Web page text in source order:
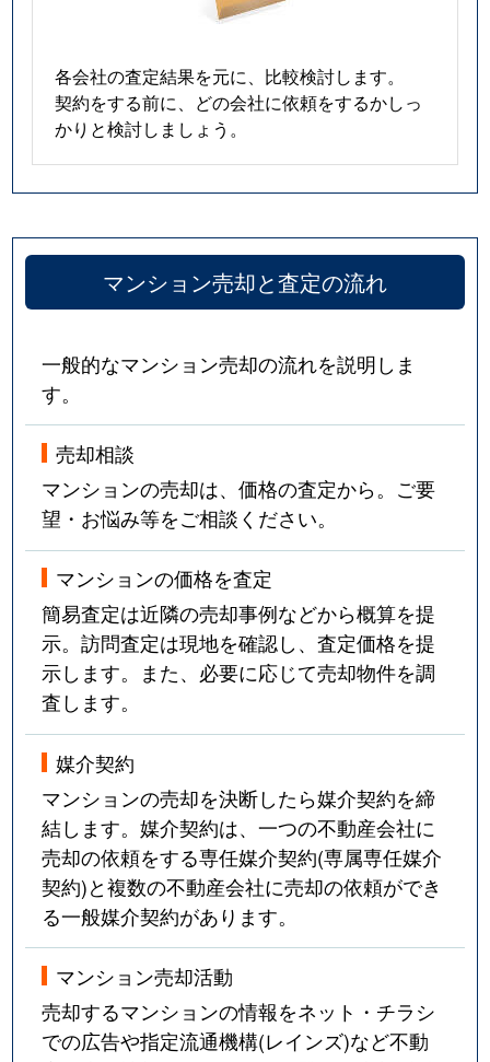
各会社の査定結果を元に、比較検討します。
契約をする前に、どの会社に依頼をするかしっ
かりと検討しましょう。
マンション売却と査定の流れ
一般的なマンション売却の流れを説明しま
す。
売却相談
マンションの売却は、価格の査定から。ご要
望・お悩み等をご相談ください。
マンションの価格を査定
簡易査定は近隣の売却事例などから概算を提
示。訪問査定は現地を確認し、査定価格を提
示します。また、必要に応じて売却物件を調
査します。
媒介契約
マンションの売却を決断したら媒介契約を締
結します。媒介契約は、一つの不動産会社に
売却の依頼をする専任媒介契約(専属専任媒介
契約)と複数の不動産会社に売却の依頼ができ
る一般媒介契約があります。
マンション売却活動
売却するマンションの情報をネット・チラシ
での広告や指定流通機構(レインズ)など不動